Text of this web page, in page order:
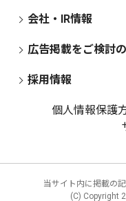
会社・IR情報
広告掲載をご検討
採用情報
個人情報保護
当サイト内に掲載の
(C) Copyright